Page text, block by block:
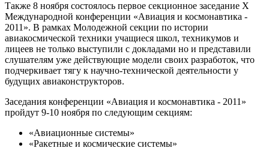
Также 8 ноября состоялось первое секционное заседание Х
Международной конференции «Авиация и космонавтика -
2011». В рамках Молодежной секции по истории
авиакосмической техники учащиеся школ, техникумов и
лицеев не только выступили с докладами но и представили
слушателям уже действующие модели своих разработок, что
подчеркивает тягу к научно-технической деятельности у
будущих авиаконструкторов.
Заседания конференции «Авиация и космонавтика - 2011»
пройдут 9-10 ноября по следующим секциям:
«Авиационные системы»
«Ракетные и космические системы»